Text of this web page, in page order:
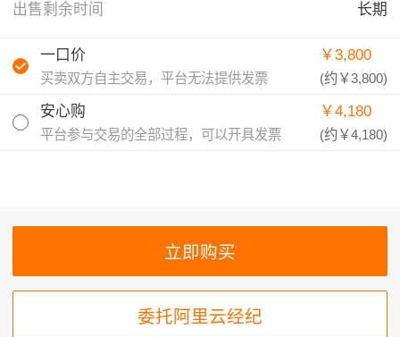
出售剩余时间 长期
一口价
买卖双方自主交易，平台无法提供发票
￥3,800
(约￥3,800)
安心购
平台参与交易的全部过程，可以开具发票
￥4,180
(约￥4,180)
委托阿里云经纪